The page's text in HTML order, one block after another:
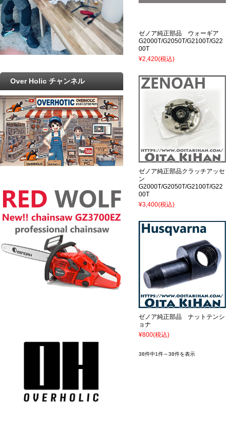
ゼノア純正部品 ウォーギア
G2000T/G2050T/G2100T/G22
00T
¥2,420(税込)
ゼノア純正部品クラッチアッセ
ン
G2000T/G2050T/G2100T/G22
00T
¥3,400(税込)
ゼノア純正部品 ナットテンシ
ョナ
¥800(税込)
38件中1件～38件を表示
Over Holic チャンネル